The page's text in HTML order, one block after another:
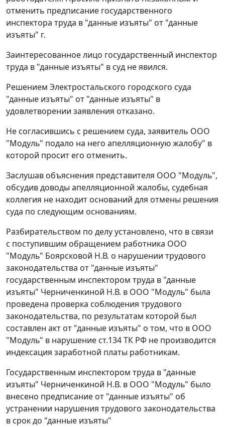
отменить предписание государственного
инспектора труда в "данные изъяты" от "данные
изъяты" г.
Заинтересованное лицо государственный инспектор
труда в "данные изъяты" в суд не явился.
Решением Электростальского городского суда
"данные изъяты" от "данные изъяты" в
удовлетворении заявления отказано.
Не согласившись с решением суда, заявитель ООО
"Модуль" подало на него апелляционную жалобу" в
которой просит его отменить.
Заслушав объяснения представителя ООО "Модуль",
обсудив доводы апелляционной жалобы, судебная
коллегия не находит оснований для отмены решения
суда по следующим основаниям.
Разбирательством по делу установлено, что в связи
с поступившим обращением работника ООО
"Модуль" Боярсковой Н.В. о нарушении трудового
законодательства от "данные изъяты"
государственным инспектором труда в "данные
изъяты" Черниченкиной Н.В. в ООО "Модуль" была
проведена проверка соблюдения трудового
законодательства, по результатам которой был
составлен акт от "данные изъяты" о том, что в ООО
"Модуль" в нарушение ст.134ТК РФ не производится
индексация заработной платы работникам.
Государственным инспектором труда в "данные
изъяты" Черниченкиной Н.В. в ООО "Модуль" было
внесено предписание от "данные изъяты" об
устранении нарушения трудового законодательства
в срок до "данные изъяты"